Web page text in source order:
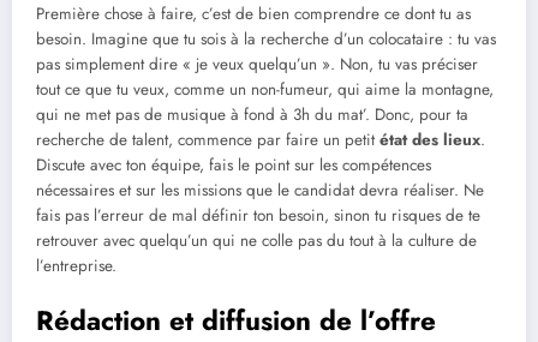
Première chose à faire, c’est de bien comprendre ce dont tu as
besoin. Imagine que tu sois à la recherche d’un colocataire : tu vas
pas simplement dire « je veux quelqu’un ». Non, tu vas préciser
tout ce que tu veux, comme un non-fumeur, qui aime la montagne,
qui ne met pas de musique à fond à 3h du mat’. Donc, pour ta
recherche de talent, commence par faire un petitétat des lieux.
Discute avec ton équipe, fais le point sur les compétences
nécessaires et sur les missions que le candidat devra réaliser. Ne
fais pas l’erreur de mal définir ton besoin, sinon tu risques de te
retrouver avec quelqu’un qui ne colle pas du tout à la culture de
l’entreprise.
Rédaction et diffusion de l’offre